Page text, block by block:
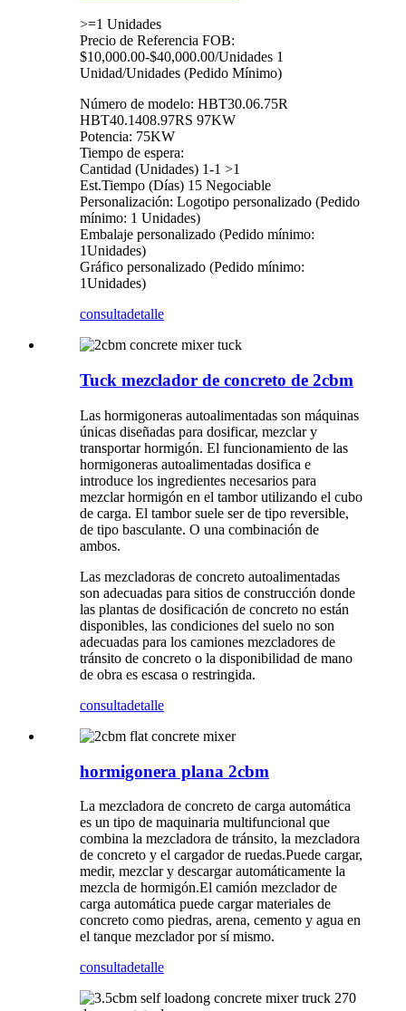
>=1 Unidades
Precio de Referencia FOB:
$10,000.00-$40,000.00/Unidades 1
Unidad/Unidades (Pedido Mínimo)
Número de modelo: HBT30.06.75R
HBT40.1408.97RS 97KW
Potencia: 75KW
Tiempo de espera:
Cantidad (Unidades) 1-1 >1
Est.Tiempo (Días) 15 Negociable
Personalización: Logotipo personalizado (Pedido
mínimo: 1 Unidades)
Embalaje personalizado (Pedido mínimo:
1Unidades)
Gráfico personalizado (Pedido mínimo:
1Unidades)
consultadetalle
Tuck mezclador de concreto de 2cbm
Las hormigoneras autoalimentadas son máquinas
únicas diseñadas para dosificar, mezclar y
transportar hormigón. El funcionamiento de las
hormigoneras autoalimentadas dosifica e
introduce los ingredientes necesarios para
mezclar hormigón en el tambor utilizando el cubo
de carga. El tambor suele ser de tipo reversible,
de tipo basculante. O una combinación de
ambos.
Las mezcladoras de concreto autoalimentadas
son adecuadas para sitios de construcción donde
las plantas de dosificación de concreto no están
disponibles, las condiciones del suelo no son
adecuadas para los camiones mezcladores de
tránsito de concreto o la disponibilidad de mano
de obra es escasa o restringida.
consultadetalle
hormigonera plana 2cbm
La mezcladora de concreto de carga automática
es un tipo de maquinaria multifuncional que
combina la mezcladora de tránsito, la mezcladora
de concreto y el cargador de ruedas.Puede cargar,
medir, mezclar y descargar automáticamente la
mezcla de hormigón.El camión mezclador de
carga automática puede cargar materiales de
concreto como piedras, arena, cemento y agua en
el tanque mezclador por sí mismo.
consultadetalle